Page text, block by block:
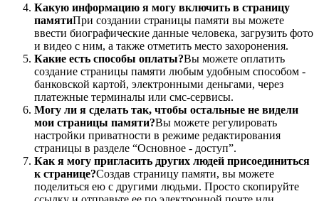
Какую информацию я могу включить в страницу
памятиПри создании страницы памяти вы можете
ввести биографические данные человека, загрузить фото
и видео с ним, а также отметить место захоронения.
Какие есть способы оплаты?Вы можете оплатить
создание страницы памяти любым удобным способом -
банковской картой, электронными деньгами, через
платежные терминалы или смс-сервисы.
Могу ли я сделать так, чтобы остальные не видели
мои страницы памяти?Вы можете регулировать
настройки приватности в режиме редактирования
страницы в разделе “Основное - доступ”.
Как я могу пригласить других людей присоединиться
к странице?Создав страницу памяти, вы можете
поделиться ею с другими людьми. Просто скопируйте